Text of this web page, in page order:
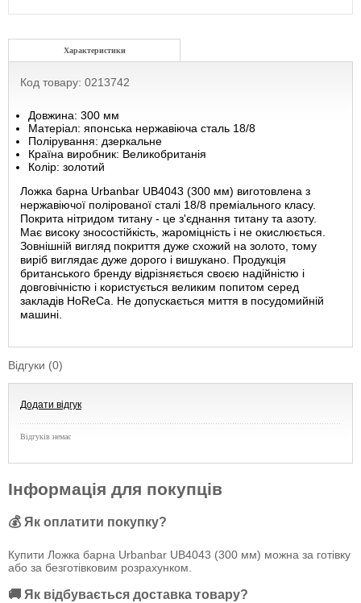
Характеристики
Код товару: 0213742
Довжина: 300 мм
Матеріал: японська нержавіюча сталь 18/8
Полірування: дзеркальне
Країна виробник: Великобританія
Колір: золотий
Ложка барна Urbanbar UB4043 (300 мм) виготовлена ​​з
нержавіючої полірованої сталі 18/8 преміального класу.
Покрита нітридом титану - це з'єднання титану та азоту.
Має високу зносостійкість, жароміцність і не окислюється.
Зовнішній вигляд покриття дуже схожий на золото, тому
виріб виглядає дуже дорого і вишукано. Продукція
британського бренду відрізняється своєю надійністю і
довговічністю і користується великим попитом серед
закладів HoReCa. Не допускається миття в посудомийній
машині.
Відгуки (0)
Додати відгук
Відгуків немає
Інформація для покупців
💰 Як оплатити покупку?
Купити Ложка барна Urbanbar UB4043 (300 мм) можна за готівку
або за безготівковим розрахунком.
🚚 Як відбувається доставка товару?